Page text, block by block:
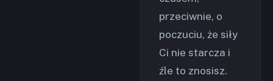
przeciwnie, o
poczuciu, że siły
Ci nie starcza i
źle to znosisz.